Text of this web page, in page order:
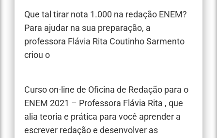
Que tal tirar nota 1.000 na redação ENEM?
Para ajudar na sua preparação, a
professora Flávia Rita Coutinho Sarmento
criou o
Curso on-line de Oficina de Redação para o
ENEM 2021 – Professora Flávia Rita , que
alia teoria e prática para você aprender a
escrever redação e desenvolver as